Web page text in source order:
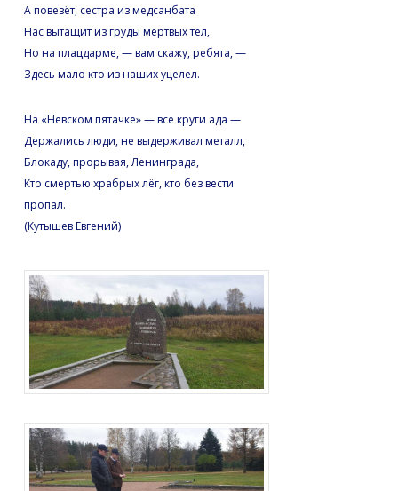
А повезёт, сестра из медсанбата
Нас вытащит из груды мёртвых тел,
Но на плацдарме, — вам скажу, ребята, —
Здесь мало кто из наших уцелел.
На «Невском пятачке» — все круги ада —
Держались люди, не выдерживал металл,
Блокаду, прорывая, Ленинграда,
Кто смертью храбрых лёг, кто без вести
пропал.
(Кутышев Евгений)